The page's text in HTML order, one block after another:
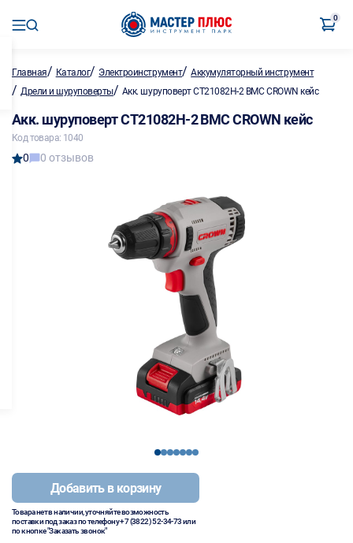
0
Главная/ Каталог/ Электроинструмент/Аккумуляторный инструмент
/ Дрели и шуруповерты/ Акк. шуруповерт CT21082H-2 BMC CROWN кейс
Акк. шуруповерт CT21082H-2 BMC CROWN кейс
Код товара: 1040
0 0 отзывов
1234567
Добавить в корзину
Товара нет в наличии, уточняйте возможность
поставки под заказ по телефону+7 (3822) 52-34-73или
по кнопке "Заказать звонок"